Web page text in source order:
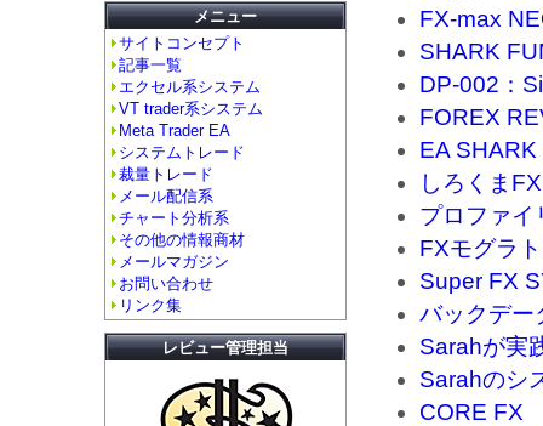
FX-max
SHARK
DP-002：
FOREX
EA SHARK
しろくまFX
プロファイ
FXモグラ
Super FX
バックデー
Sarahが実
Sarahのシ
CORE FX
メニュー
サイトコンセプト
記事一覧
エクセル系システム
VT trader系システム
Meta Trader EA
システムトレード
裁量トレード
メール配信系
チャート分析系
その他の情報商材
メールマガジン
お問い合わせ
リンク集
レビュー管理担当